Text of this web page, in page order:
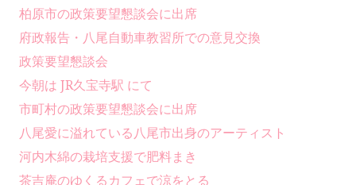
柏原市の政策要望懇談会に出席
府政報告・八尾自動車教習所での意見交換
政策要望懇談会
今朝は JR久宝寺駅 にて
市町村の政策要望懇談会に出席
八尾愛に溢れている八尾市出身のアーティスト
河内木綿の栽培支援で肥料まき
茶吉庵のゆくるカフェで涼をとる